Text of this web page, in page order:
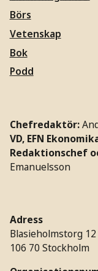
Börs
Vetenskap
Bok
Podd
Chefredaktör:
VD, EFN
Redaktionschef
Emanuelsson
Adress
Blasieholmstorg 12
106 70 Stockholm